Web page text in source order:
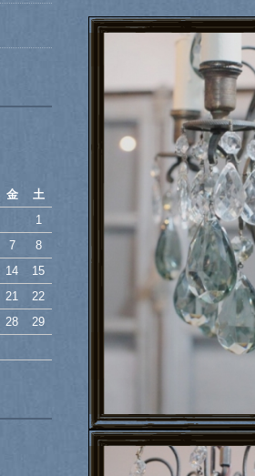
金
土
1
7
8
14
15
21
22
28
29